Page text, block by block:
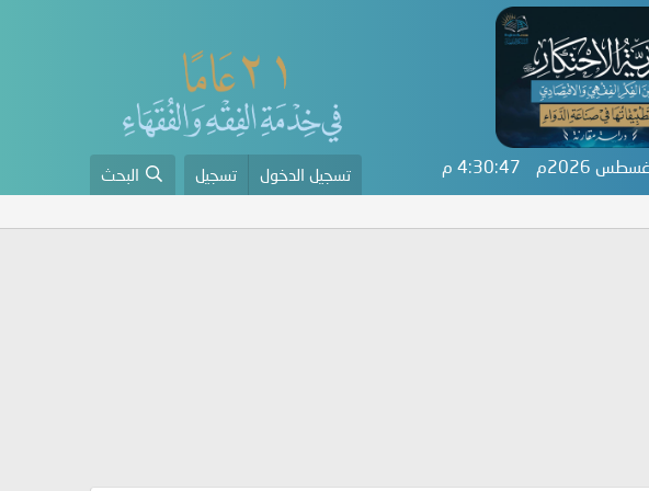
4:30:47 م تسجيل الدخول تسجيل البحث